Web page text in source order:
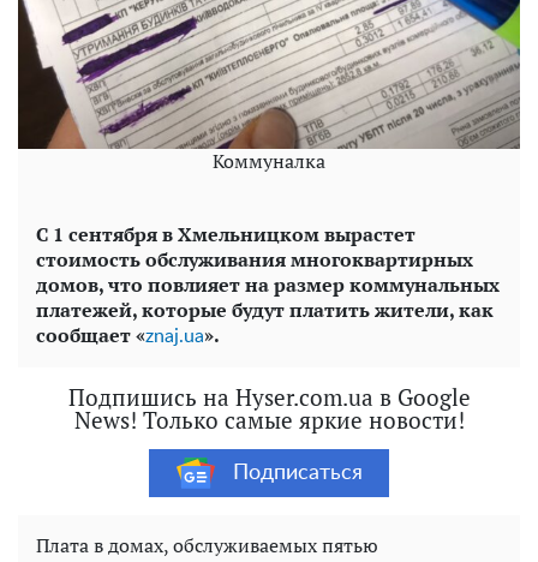
Коммуналка
С 1 сентября в Хмельницком вырастет
стоимость обслуживания многоквартирных
домов, что повлияет на размер коммунальных
платежей, которые будут платить жители, как
сообщает «znaj.ua».
Подпишись на Hyser.com.ua в Google
News! Только самые яркие новости!
Подписаться
Плата в домах, обслуживаемых пятью